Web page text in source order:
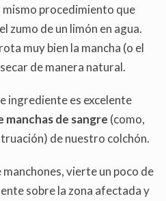
procedimiento que
zumo de un limón en agua.
muy bien la mancha (o el
de manera natural.
ingrediente es excelente
manchas de sangre (como,
de nuestro colchón.
vierte un poco de
sobre la zona afectada y